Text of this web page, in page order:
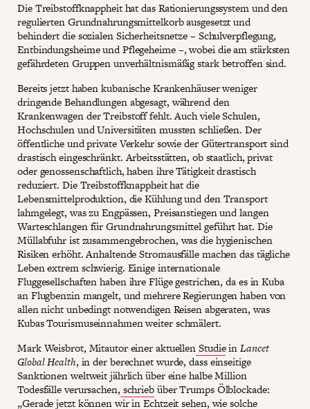
Die Treibstoffknappheit hat das Rationierungssystem und den
regulierten Grundnahrungsmittelkorb ausgesetzt und
behindert die sozialen Sicherheitsnetze – Schulverpflegung,
Entbindungsheime und Pflegeheime –, wobei die am stärksten
gefährdeten Gruppen unverhältnismäßig stark betroffen sind.
Bereits jetzt haben kubanische Krankenhäuser weniger
dringende Behandlungen abgesagt, während den
Krankenwagen der Treibstoff fehlt. Auch viele Schulen,
Hochschulen und Universitäten mussten schließen. Der
öffentliche und private Verkehr sowie der Gütertransport sind
drastisch eingeschränkt. Arbeitsstätten, ob staatlich, privat
oder genossenschaftlich, haben ihre Tätigkeit drastisch
reduziert. Die Treibstoffknappheit hat die
Lebensmittelproduktion, die Kühlung und den Transport
lahmgelegt, was zu Engpässen, Preisanstiegen und langen
Warteschlangen für Grundnahrungsmittel geführt hat. Die
Müllabfuhr ist zusammengebrochen, was die hygienischen
Risiken erhöht. Anhaltende Stromausfälle machen das tägliche
Leben extrem schwierig. Einige internationale
Fluggesellschaften haben ihre Flüge gestrichen, da es in Kuba
an Flugbenzin mangelt, und mehrere Regierungen haben von
allen nicht unbedingt notwendigen Reisen abgeraten, was
Kubas Tourismuseinnahmen weiter schmälert.
Mark Weisbrot, Mitautor einer aktuellenStudieinLancet
Global Health, in der berechnet wurde, dass einseitige
Sanktionen weltweit jährlich über eine halbe Million
Todesfälle verursachen, schriebüber Trumps Ölblockade:
„Gerade jetzt können wir in Echtzeit sehen, wie solche